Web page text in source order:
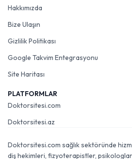
Hakkımızda
Bize Ulaşın
Gizlilik Politikası
Google Takvim Entegrasyonu
Site Haritası
PLATFORMLAR
Doktorsitesi.com
Doktorsitesi.az
Doktorsitesi.com sağlık sektöründe
diş hekimleri, fizyoterapistler, psikologlar